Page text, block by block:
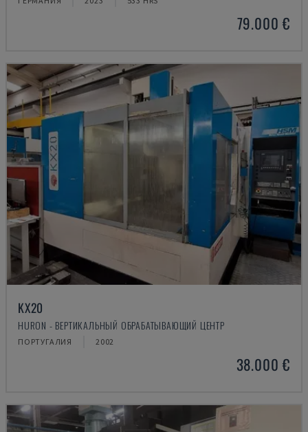
79.000 €
KX20
HURON - ВЕРТИКАЛЬНЫЙ ОБРАБАТЫВАЮЩИЙ ЦЕНТР
ПОРТУГАЛИЯ 2002
38.000 €